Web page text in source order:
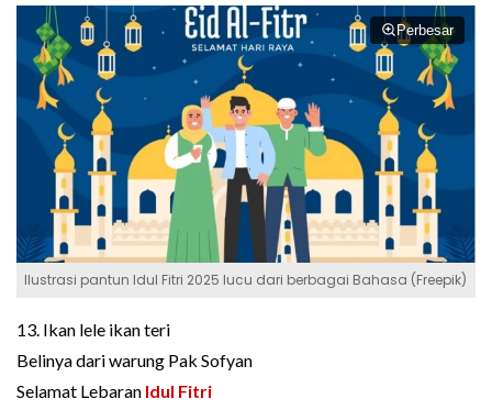
Perbesar
Ilustrasi pantun Idul Fitri 2025 lucu dari berbagai Bahasa (Freepik)
13. Ikan lele ikan teri
Belinya dari warung Pak Sofyan
Selamat Lebaran Idul Fitri